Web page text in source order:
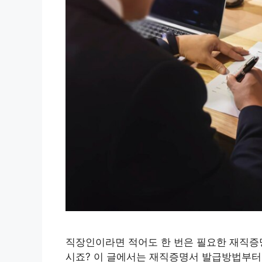
직장인이라면 적어도 한 번은 필요한 재직
시죠? 이 글에서는 재직증명서 발급방법부